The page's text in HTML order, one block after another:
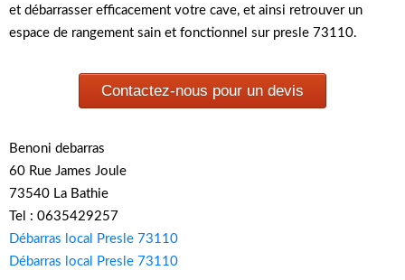
et débarrasser efficacement votre cave, et ainsi retrouver un
espace de rangement sain et fonctionnel sur presle 73110.
Contactez-nous pour un devis
Benoni debarras
60 Rue James Joule
73540 La Bathie
Tel : 0635429257
Débarras local Presle 73110
Débarras local Presle 73110